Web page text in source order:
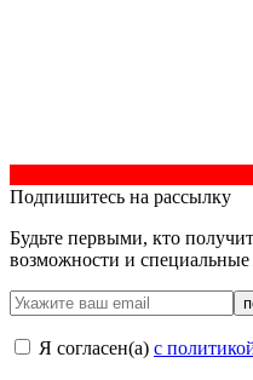
Подпишитесь на рассылку
Будьте первыми, кто
возможности и
Я согласен(a) с